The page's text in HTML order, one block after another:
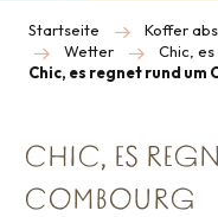
Startseite Koffer
Wetter
Chic,
Chic, es regnet rund um
CHIC, ES
COMBOURG